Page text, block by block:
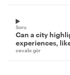
Soru
Can a city
experiences,
cevabı gör